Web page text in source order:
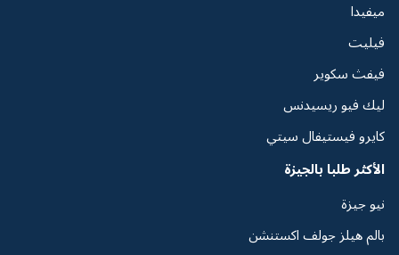
ميفيدا
فيليت
فيفث سكوير
ليك فيو ريسيدنس
كايرو فيستيفال سيتي
الأكثر طلبا بالجيزة
نيو جيزة
بالم هيلز جولف اكستنشن